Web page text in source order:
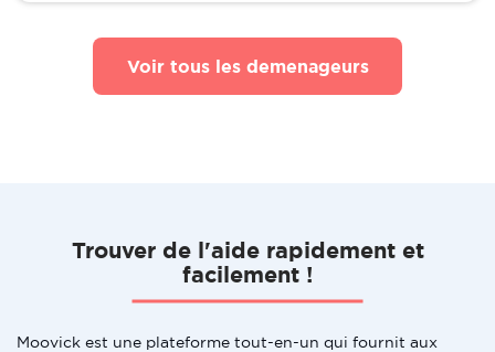
Voir tous les demenageurs
Trouver de l'aide rapidement et
facilement !
Moovick est une plateforme tout-en-un qui fournit aux